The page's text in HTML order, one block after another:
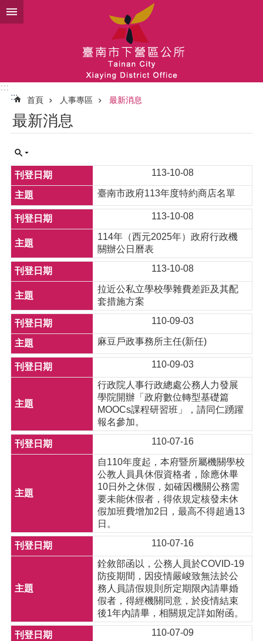
跳到主要內容區塊
:::
:::
首頁 人事專區 最新消息
最新消息
113-10-08
臺南市政府113年度特約商店名單
113-10-08
114年（西元2025年）政府行政機
關辦公日曆表
113-10-08
拉近公私立學校學雜費差距及其配
套措施方案
110-09-03
麻豆戶政事務所主任(新任)
110-09-03
行政院人事行政總處公務人力發展
學院開辦「政府數位轉型基礎篇
MOOCs課程研習班」，請同仁踴躍
報名參加。
110-07-16
自110年度起，本府暨所屬機關學校
公教人員具休假資格者，除應休畢
10日外之休假，如確因機關公務需
要未能休假者，得依規定核發未休
假加班費增加2日，最高不得超過13
日。
110-07-16
銓敘部函以，公務人員於COVID-19
防疫期間，因疫情嚴峻致無法於公
務人員請假規則所定期限內請畢婚
假者，得經機關同意，於疫情結束
後1年內請畢，相關規定詳如附函。
110-07-09